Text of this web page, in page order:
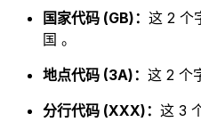
国家代码 (GB)： 这 2 个
国 。
地点代码 (3A)： 这 2 个
分行代码 (XXX)： 这 3